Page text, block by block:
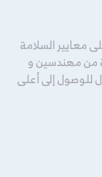
معايير السلامة
من مهندسين و
للوصول إلى أعلى